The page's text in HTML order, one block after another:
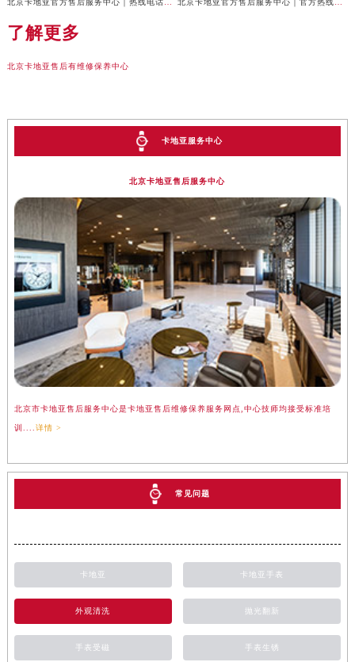
了解更多
北京卡地亚售后有维修保养中心
卡地亚服务中心
北京卡地亚售后服务中心
北京市卡地亚售后服务中心是卡地亚售后维修保养服务网点,中心技师均接受标准培
训.... 详情 >
常见问题
卡地亚 卡地亚手表
外观清洗 抛光翻新
手表受磁 手表生锈